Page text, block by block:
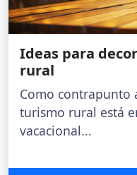
Ideas para
rural
Como contrapunto
turismo rural está
vacacional...